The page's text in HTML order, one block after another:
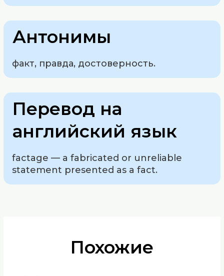
Антонимы
факт, правда, достоверность.
Перевод на
английский язык
factage — a fabricated or unreliable
statement presented as a fact.
Похожие